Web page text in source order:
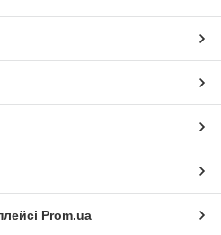
Prom.ua